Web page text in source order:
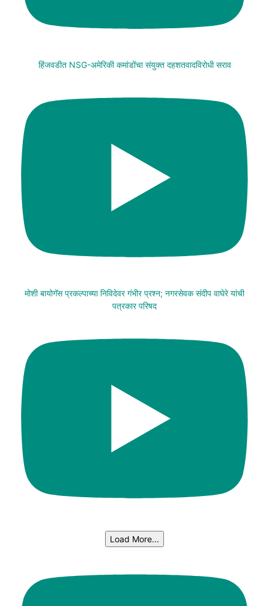
हिंजवडीत NSG-अमेरिकी कमांडोंचा संयुक्त दहशतवादविरोधी सराव
मोशी बायोगॅस प्रकल्पाच्या निविदेवर गंभीर प्रश्न; नगरसेवक संदीप वाघेरे यांची
पत्रकार परिषद
Load More...